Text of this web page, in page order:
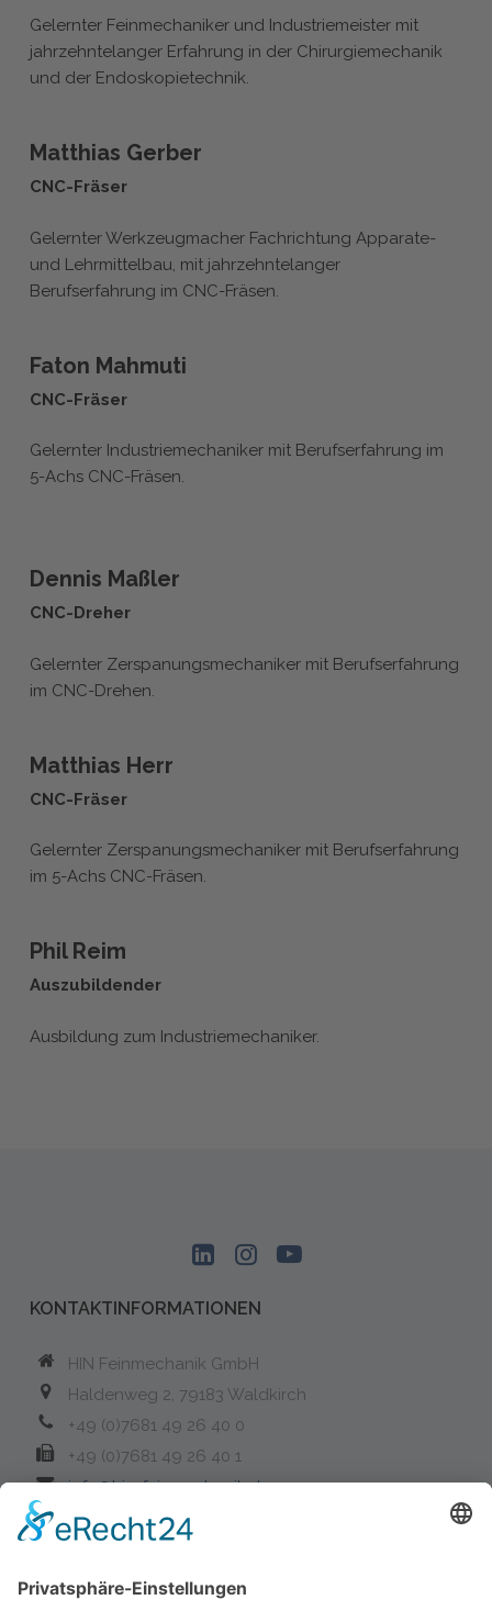
Gelernter Feinmechaniker und Industriemeister mit
jahrzehntelanger Erfahrung in der Chirurgiemechanik
und der Endoskopietechnik.
Matthias Gerber
CNC-Fräser
Gelernter Werkzeugmacher Fachrichtung Apparate-
und Lehrmittelbau, mit jahrzehntelanger
Berufserfahrung im CNC-Fräsen.
Faton Mahmuti
CNC-Fräser
Gelernter Industriemechaniker mit Berufserfahrung im
5-Achs CNC-Fräsen.
Dennis Maßler
CNC-Dreher
Gelernter Zerspanungsmechaniker mit Berufserfahrung
im CNC-Drehen.
Matthias Herr
CNC-Fräser
Gelernter Zerspanungsmechaniker mit Berufserfahrung
im 5-Achs CNC-Fräsen.
Phil Reim
Auszubildender
Ausbildung zum Industriemechaniker.
KONTAKTINFORMATIONEN
HIN Feinmechanik GmbH
Haldenweg 2, 79183 Waldkirch
+49 (0)7681 49 26 40 0
+49 (0)7681 49 26 40 1
info@hin-feinmechanik.de
News
ISO
ISO 9001:2015 – Erfolgreiche Rezertifizierung